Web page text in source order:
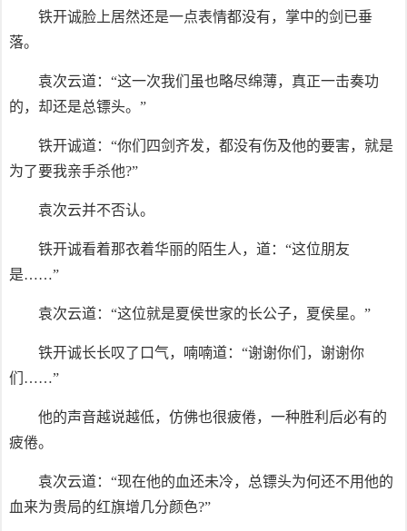
铁开诚脸上居然还是一点表情都没有，掌中的剑已垂
落。
袁次云道：“这一次我们虽也略尽绵薄，真正一击奏功
的，却还是总镖头。”
铁开诚道：“你们四剑齐发，都没有伤及他的要害，就是
为了要我亲手杀他?”
袁次云并不否认。
铁开诚看着那衣着华丽的陌生人，道：“这位朋友
是……”
袁次云道：“这位就是夏侯世家的长公子，夏侯星。”
铁开诚长长叹了口气，喃喃道：“谢谢你们，谢谢你
们……”
他的声音越说越低，仿佛也很疲倦，一种胜利后必有的
疲倦。
袁次云道：“现在他的血还未冷，总镖头为何还不用他的
血来为贵局的红旗增几分颜色?”